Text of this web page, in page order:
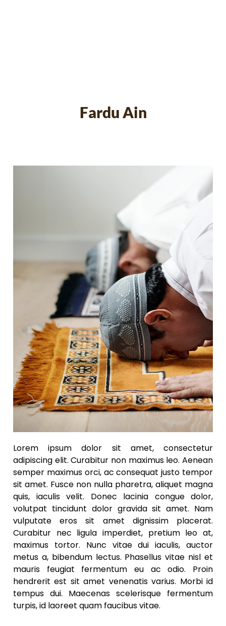
Fardu Ain
Lorem ipsum dolor sit amet, consectetur
adipiscing elit. Curabitur non maximus leo. Aenean
semper maximus orci, ac consequat justo tempor
sit amet. Fusce non nulla pharetra, aliquet magna
quis, iaculis velit. Donec lacinia congue dolor,
volutpat tincidunt dolor gravida sit amet. Nam
vulputate eros sit amet dignissim placerat.
Curabitur nec ligula imperdiet, pretium leo at,
maximus tortor. Nunc vitae dui iaculis, auctor
metus a, bibendum lectus. Phasellus vitae nisl et
mauris feugiat fermentum eu ac odio. Proin
hendrerit est sit amet venenatis varius. Morbi id
tempus dui. Maecenas scelerisque fermentum
turpis, id laoreet quam faucibus vitae.